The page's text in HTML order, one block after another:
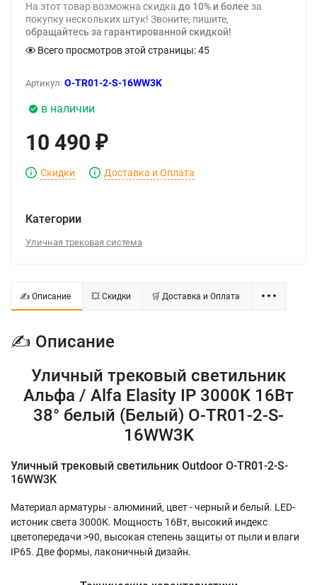
На этот товар возможна скидка до 10% и более за
покупку нескольких штук! Звоните, пишите,
обращайтесь за гарантированной скидкой!
Всего просмотров этой страницы:45
Артикул: O-TR01-2-S-16WW3K
в наличии
10 490 ₽
Скидки Доставка и Оплата
Категории
Уличная трековая система
✍ Описание 💥 Скидки 🛒 Доставка и Оплата
✍ Описание
Уличный трековый светильник
Альфа / Alfa Elasity IP 3000K 16Вт
38° белый (Белый) O-TR01-2-S-
16WW3K
Уличный трековый светильник Outdoor O-TR01-2-S-
16WW3K
Материал арматуры - алюминий, цвет - черный и белый. LED-
истоник света 3000К. Мощность 16Вт, высокий индекс
цветопередачи >90, высокая степень защиты от пыли и влаги
IP65. Две формы, лаконичный дизайн.